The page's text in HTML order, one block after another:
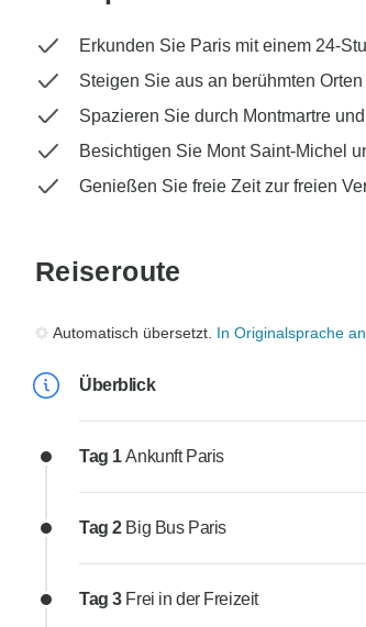
Erkunden Sie Paris mit einem 24-
Steigen Sie aus an berühmten
Spazieren Sie durch Montmartre
Besichtigen Sie Mont Saint-Michel
Genießen Sie freie Zeit zur freien
Reiseroute
Automatisch übersetzt. In Originalsprache
Überblick
Tag 1Ankunft Paris
Tag 2 Big Bus Paris
Tag 3 Frei in der Freizeit